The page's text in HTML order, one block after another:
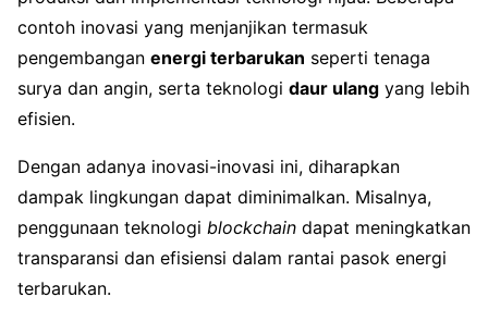
contoh inovasi yang menjanjikan termasuk
pengembangan energi terbarukan seperti tenaga
surya dan angin, serta teknologi daur ulang yang lebih
efisien.
Dengan adanya inovasi-inovasi ini, diharapkan
dampak lingkungan dapat diminimalkan. Misalnya,
penggunaan teknologi blockchain dapat meningkatkan
transparansi dan efisiensi dalam rantai pasok energi
terbarukan.